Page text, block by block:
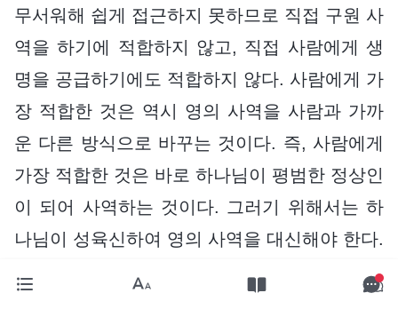
무서워해 쉽게 접근하지 못하므로 직접 구원 사
역을 하기에 적합하지 않고, 직접 사람에게 생
명을 공급하기에도 적합하지 않다. 사람에게 가
장 적합한 것은 역시 영의 사역을 사람과 가까
운 다른 방식으로 바꾸는 것이다. 즉, 사람에게
가장 적합한 것은 바로 하나님이 평범한 정상인
이 되어 사역하는 것이다. 그러기 위해서는 하
나님이 성육신하여 영의 사역을 대신해야 한다.
이 사역 방식이 사람에게 가장 적합하다. 이 세